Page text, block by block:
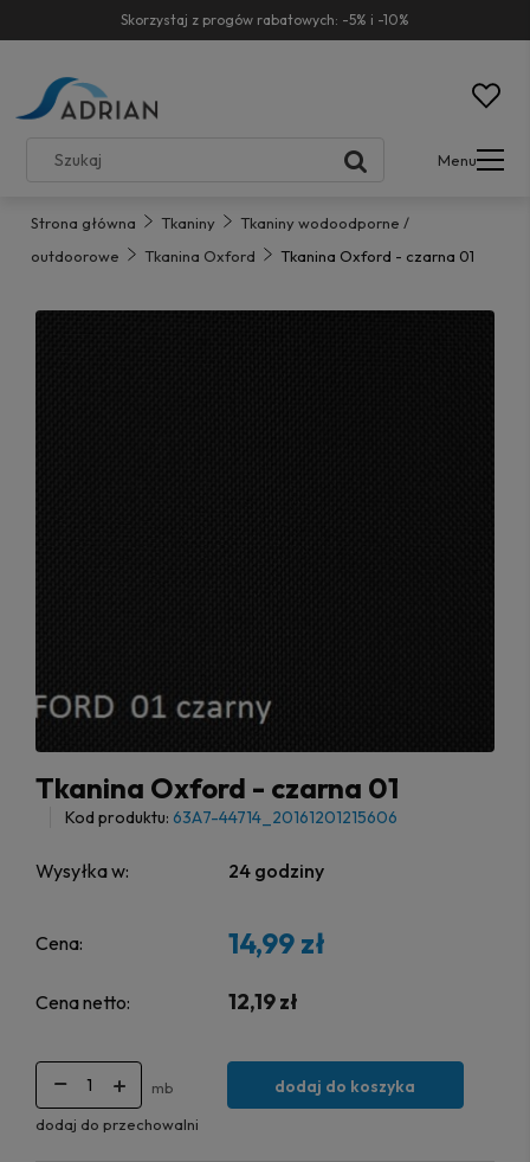
Skorzystaj z progów rabatowych: -5% i -10%
Menu
Strona główna Tkaniny
Tkaniny wodoodporne /
outdoorowe
Tkanina Oxford Tkanina Oxford - czarna 01
Tkanina Oxford - czarna 01
Kod produktu: 63A7-44714_20161201215606
Wysyłka w: 24 godziny
Cena: 14,99 zł
Cena netto: 12,19 zł
mb dodaj do koszyka
dodaj do przechowalni